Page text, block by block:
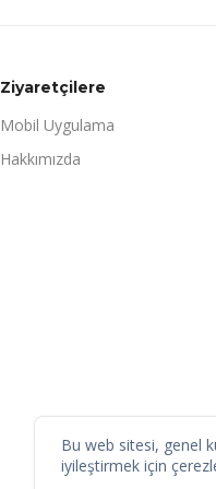
Ziyaretçilere
Mobil Uygulama
Hakkımızda
Bu web sitesi, genel
iyileştirmek için